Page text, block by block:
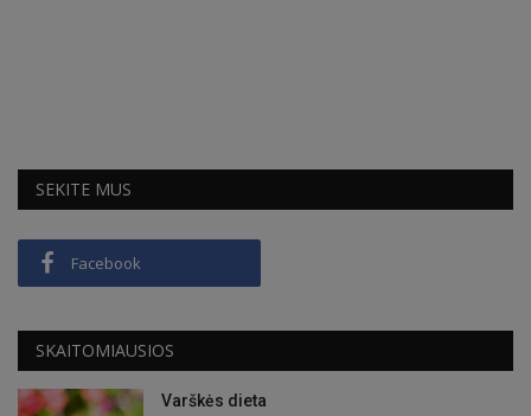
SEKITE MUS
Facebook
SKAITOMIAUSIOS
Varškės dieta